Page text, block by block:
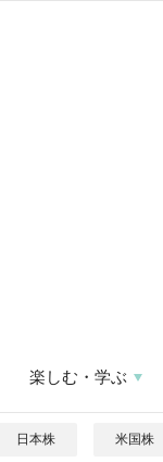
楽しむ・学ぶ
日本株 米国株